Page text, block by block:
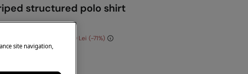
structured polo shirt
120,00 Lei 71
site navigation,